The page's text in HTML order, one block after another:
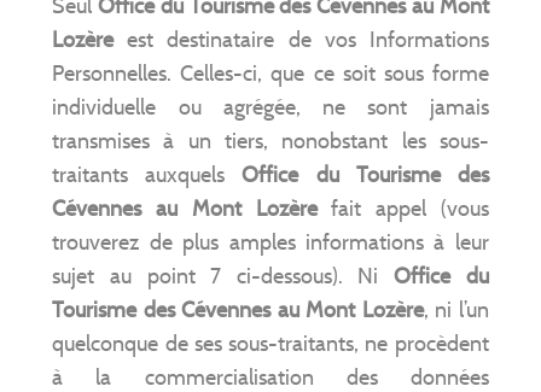
Seul Office du Tourisme des Cévennes au Mont
Lozèreest destinataire de vos Informations
Personnelles. Celles-ci, que ce soit sous forme
individuelle ou agrégée, ne sont jamais
transmises à un tiers, nonobstant les sous-
traitants auxquelsOffice du Tourisme des
Cévennes au Mont Lozèrefait appel (vous
trouverez de plus amples informations à leur
sujet au point 7 ci-dessous). NiOffice du
Tourisme des Cévennes au Mont Lozère, ni l’un
quelconque de ses sous-traitants, ne procèdent
à la commercialisation des données